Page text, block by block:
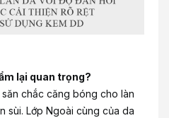
lại quan trọng?
chắc căng bóng cho làn
sùi. Lớp Ngoài cùng của da